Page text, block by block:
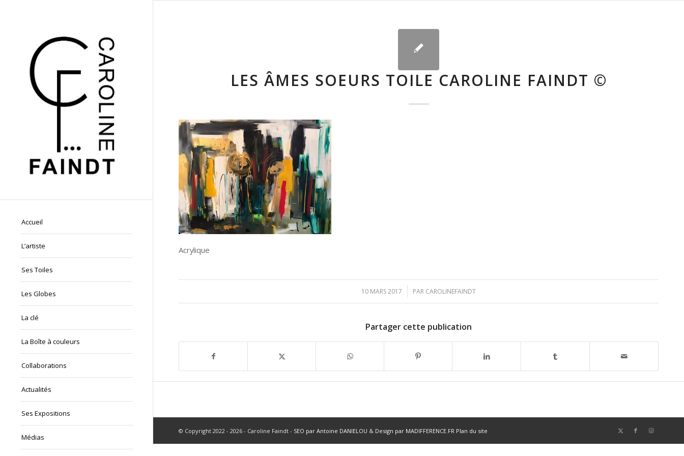
Accueil
L’artiste
Ses Toiles
Les Globes
La clé
La Boîte à couleurs
Collaborations
Actualités
Ses Expositions
Médias
LES ÂMES SOEURS TOILE CAROLINE FAINDT ©
Acrylique
10 MARS 2017
/ PAR CAROLINEFAINDT
Partager cette publication
© Copyright 2022 - 2026 - Caroline Faindt - SEO par Antoine DANIELOU & Design par MADIFFERENCE.FR Plan du site